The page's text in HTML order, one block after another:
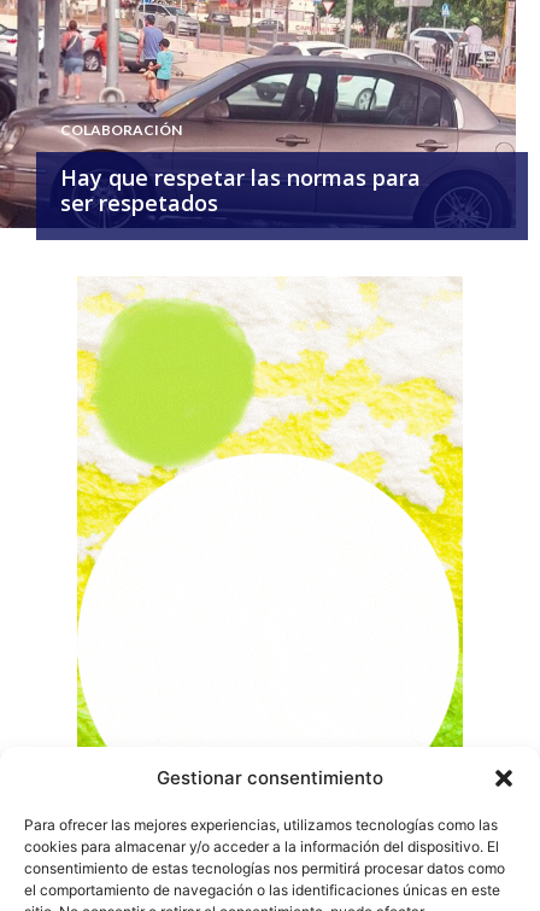
Gestionar consentimiento
Para ofrecer las mejores experiencias, utilizamos tecnologías como las
cookies para almacenar y/o acceder a la información del dispositivo. El
consentimiento de estas tecnologías nos permitirá procesar datos como
el comportamiento de navegación o las identificaciones únicas en este
COLABORACIÓN
Hay que respetar las normas para
ser respetados